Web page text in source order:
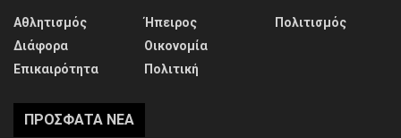
Αθλητισμός
Διάφορα
Επικαιρότητα
Ήπειρος
Οικονομία
Πολιτική
Πολιτισμός
ΠΡΌΣΦΑΤΑ ΝΈΑ